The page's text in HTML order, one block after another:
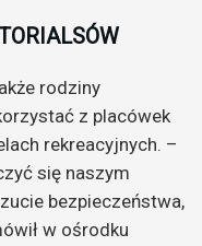
rodziny
z placówek
rekreacyjnych. –
się naszym
bezpieczeństwa,
w ośrodku